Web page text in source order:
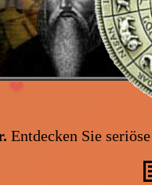
❤
❤
Entdecken Sie